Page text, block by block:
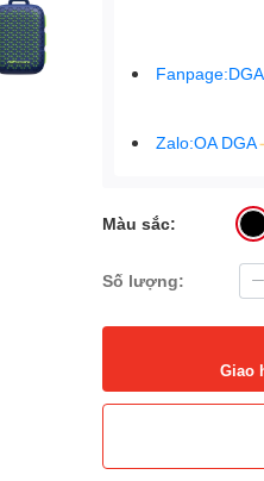
Fanpage:DGA
Zalo:OA DGA
Màu sắc:
Số lượng:
Giao